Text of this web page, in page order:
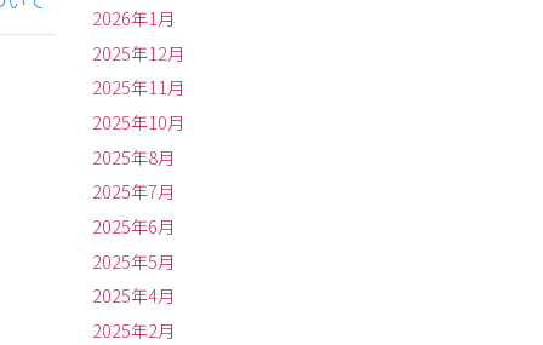
2026年1月
2025年12月
2025年11月
2025年10月
2025年8月
2025年7月
2025年6月
2025年5月
2025年4月
2025年2月